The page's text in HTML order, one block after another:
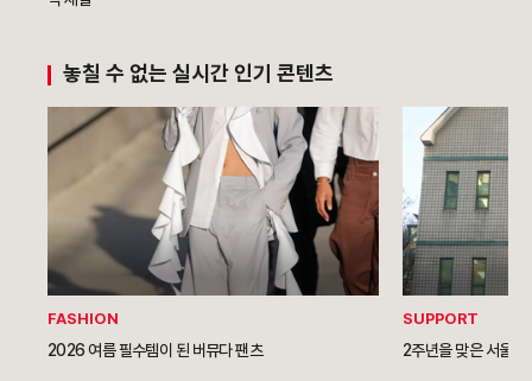
놓칠 수 없는 실시간 인기 콘텐츠
FASHION
2026 여름 필수템이 된 버뮤다 팬츠
SUPPORT
2주년을 맞은 서울역